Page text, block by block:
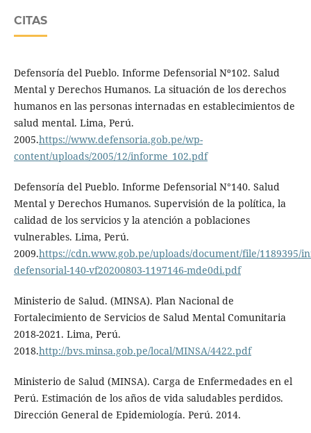
CITAS
Defensoría del Pueblo. Informe Defensorial Nº102. Salud
Mental y Derechos Humanos. La situación de los derechos
humanos en las personas internadas en establecimientos de
salud mental. Lima, Perú.
2005.https://www.defensoria.gob.pe/wp-
content/uploads/2005/12/informe_102.pdf
Defensoría del Pueblo. Informe Defensorial N°140. Salud
Mental y Derechos Humanos. Supervisión de la política, la
calidad de los servicios y la atención a poblaciones
vulnerables. Lima, Perú.
2009.https://cdn.www.gob.pe/uploads/document/file/1189395/
defensorial-140-vf20200803-1197146-mde0di.pdf
Ministerio de Salud. (MINSA). Plan Nacional de
Fortalecimiento de Servicios de Salud Mental Comunitaria
2018-2021. Lima, Perú.
2018.http://bvs.minsa.gob.pe/local/MINSA/4422.pdf
Ministerio de Salud (MINSA). Carga de Enfermedades en el
Perú. Estimación de los años de vida saludables perdidos.
Dirección General de Epidemiología. Perú. 2014.